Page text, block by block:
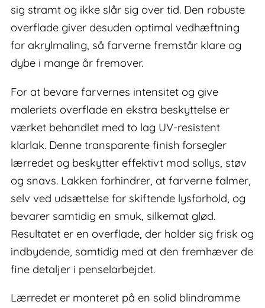
sig stramt og ikke slår sig over tid. Den robuste
overflade giver desuden optimal vedhæftning
for akrylmaling, så farverne fremstår klare og
dybe i mange år fremover.
For at bevare farvernes intensitet og give
maleriets overflade en ekstra beskyttelse er
værket behandlet med to lag UV-resistent
klarlak. Denne transparente finish forsegler
lærredet og beskytter effektivt mod sollys, støv
og snavs. Lakken forhindrer, at farverne falmer,
selv ved udsættelse for skiftende lysforhold, og
bevarer samtidig en smuk, silkemat glød.
Resultatet er en overflade, der holder sig frisk og
indbydende, samtidig med at den fremhæver de
fine detaljer i penselarbejdet.
Lærredet er monteret på en solid blindramme